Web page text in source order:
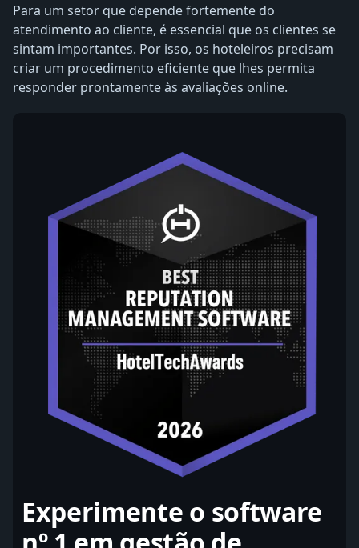
Para um setor que depende fortemente do
atendimento ao cliente, é essencial que os clientes se
sintam importantes. Por isso, os hoteleiros precisam
criar um procedimento eficiente que lhes permita
responder prontamente às avaliações online.
Experimente o software